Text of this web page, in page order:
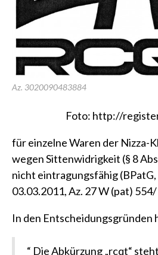
Az. 3020090483884
Foto: http://
für einzelne Waren der Nizza-
wegen Sittenwidrigkeit (§ 8
nicht eintragungsfähig
03.03.2011, Az. 27 W (pat)
In den Entscheidungsgründen
“ Die Abkürzung „rcqt“